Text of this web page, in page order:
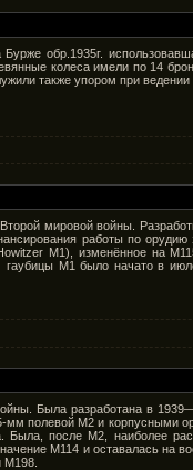
обр.1935г.
колеса имели по 14
также упором при ведении
мировой войны.
работы по
M1), изменённое на
M1 было начато в
Была разработана в
полевой M2 и корпусными
Была, после M2, наиболее
M114 и оставалась на